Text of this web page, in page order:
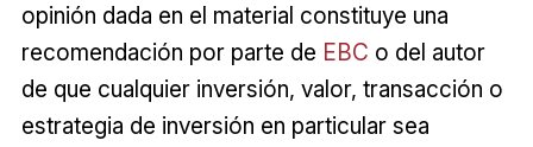
opinión dada en el material constituye una
recomendación por parte de EBC o del autor
de que cualquier inversión, valor, transacción o
estrategia de inversión en particular sea